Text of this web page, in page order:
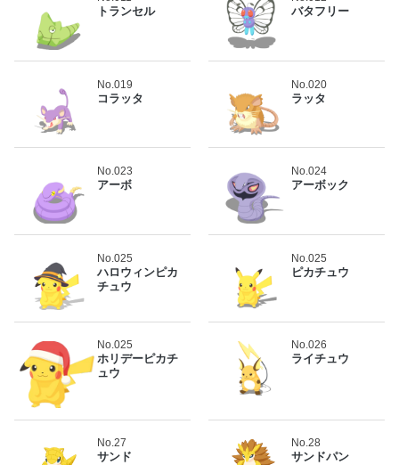
トランセル バタフリー
No.019
コラッタ
No.020
ラッタ
No.023
アーボ
No.024
アーボック
No.025
ハロウィンピカ
チュウ
No.025
ピカチュウ
No.025
ホリデーピカチ
ュウ
No.026
ライチュウ
No.27
サンド
No.28
サンドパン